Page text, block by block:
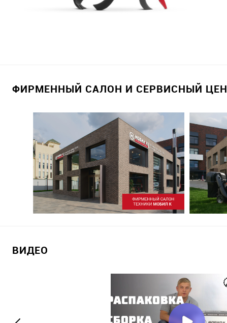
ФИРМЕННЫЙ САЛОН И СЕРВИСНЫЙ
ВИДЕО